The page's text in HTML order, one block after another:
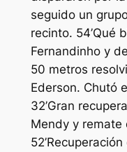
seguido un
recinto. 54’Qué
Fernandinho y
50 metros
Ederson. Chutó
32’Gran
Mendy y remate